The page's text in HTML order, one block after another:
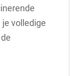
volledige